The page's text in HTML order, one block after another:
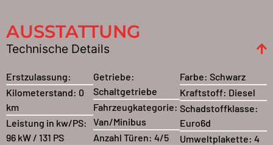
AUSSTATTUNG
Technische Details
Erstzulassung:
Kilometerstand: 0
km
Leistung in kw/PS:
96 kW / 131 PS
Getriebe:
Schaltgetriebe
Fahrzeugkategorie:
Van/Minibus
Anzahl Türen: 4/5
Farbe: Schwarz
Kraftstoff: Diesel
Schadstoffklasse:
Euro6d
Umweltplakette: 4